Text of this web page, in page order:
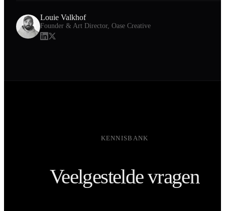
Louie Valkhof
Founder & Art Director, Oase Creative
KENNISBANK
Veelgestelde vragen